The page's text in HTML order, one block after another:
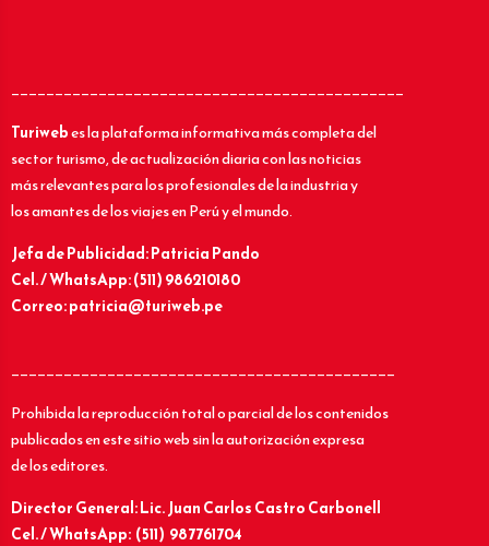
_____________________________________________
Turiwebes la plataforma informativa más completa del
sector turismo, de actualización diaria con las noticias
más relevantes para los profesionales de la industria y
los amantes de los viajes en Perú y el mundo.
Jefa de Publicidad: Patricia Pando
Cel. / WhatsApp: (511) 986210180
Correo: patricia@turiweb.pe
____________________________________________
Prohibida la reproducción total o parcial de los contenidos
publicados en este sitio web sin la autorización expresa
de los editores.
Director General: Lic.Juan Carlos Castro Carbonell
Cel. / WhatsApp: (511) 987761704